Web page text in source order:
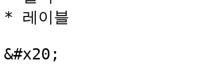
* 레이블
&#x20;